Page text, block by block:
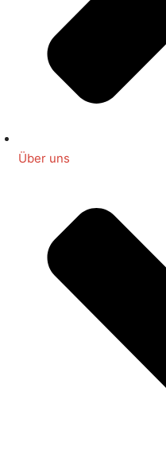
Über uns